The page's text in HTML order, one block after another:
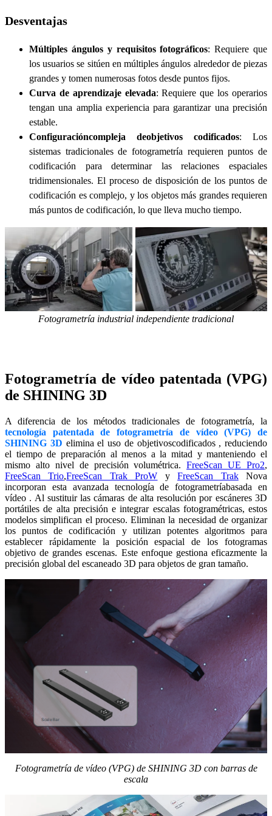
Desventajas
Múltiples ángulos y requisitos fotográficos: Requiere que
los usuarios se sitúen en múltiples ángulos alrededor de piezas
grandes y tomen numerosas fotos desde puntos fijos.
Curva de aprendizaje elevada: Requiere que los operarios
tengan una amplia experiencia para garantizar una precisión
estable.
Configuracióncompleja deobjetivos codificados: Los
sistemas tradicionales de fotogrametría requieren puntos de
codificación para determinar las relaciones espaciales
tridimensionales. El proceso de disposición de los puntos de
codificación es complejo, y los objetos más grandes requieren
más puntos de codificación, lo que lleva mucho tiempo.
Fotogrametría industrial independiente tradicional
Fotogrametría de vídeo patentada (VPG)
de SHINING 3D
A diferencia de los métodos tradicionales de fotogrametría, la
tecnología
patentada de fotogrametría de vídeo (VPG)de
SHINING 3D elimina el uso de objetivoscodificados , reduciendo
el tiempo de preparación al menos a la mitad y manteniendo el
mismo alto nivel de precisión volumétrica.FreeScan UE Pro2,
FreeScan Trio,FreeScan Trak ProW yFreeScan TrakNova
incorporan esta avanzada tecnología de fotogrametríabasada en
vídeo . Al sustituir las cámaras de alta resolución por escáneres 3D
portátiles de alta precisión e integrar escalas fotogramétricas, estos
modelos simplifican el proceso. Eliminan la necesidad de organizar
los puntos de codificación y utilizan potentes algoritmos para
establecer rápidamente la posición espacial de los fotogramas
objetivo de grandes escenas. Este enfoque gestiona eficazmente la
precisión global del escaneado 3D para objetos de gran tamaño.
Fotogrametría de vídeo (VPG) de SHINING 3D con barras de
escala